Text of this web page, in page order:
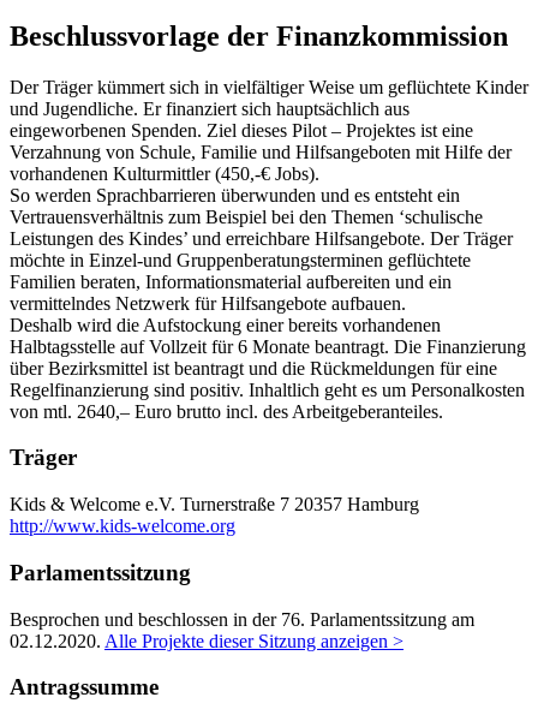
Beschlussvorlage der Finanzkommission
Der Träger kümmert sich in vielfältiger Weise um geflüchtete Kinder
und Jugendliche. Er finanziert sich hauptsächlich aus
eingeworbenen Spenden. Ziel dieses Pilot – Projektes ist eine
Verzahnung von Schule, Familie und Hilfsangeboten mit Hilfe der
vorhandenen Kulturmittler (450,-€ Jobs).
So werden Sprachbarrieren überwunden und es entsteht ein
Vertrauensverhältnis zum Beispiel bei den Themen ‘schulische
Leistungen des Kindes’ und erreichbare Hilfsangebote. Der Träger
möchte in Einzel-und Gruppenberatungsterminen geflüchtete
Familien beraten, Informationsmaterial aufbereiten und ein
vermittelndes Netzwerk für Hilfsangebote aufbauen.
Deshalb wird die Aufstockung einer bereits vorhandenen
Halbtagsstelle auf Vollzeit für 6 Monate beantragt. Die Finanzierung
über Bezirksmittel ist beantragt und die Rückmeldungen für eine
Regelfinanzierung sind positiv. Inhaltlich geht es um Personalkosten
von mtl. 2640,– Euro brutto incl. des Arbeitgeberanteiles.
Träger
Kids & Welcome e.V. Turnerstraße 7 20357 Hamburg
http://www.kids-welcome.org
Parlamentssitzung
Besprochen und beschlossen in der 76. Parlamentssitzung am
02.12.2020. Alle Projekte dieser Sitzung anzeigen >
Antragssumme